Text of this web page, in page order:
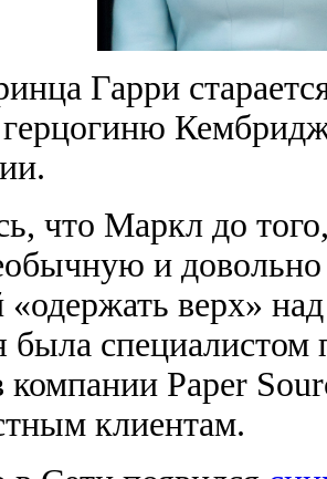
Гарри
что Маркл до
и
«одержать верх»
была
компании Paper
клиентам.